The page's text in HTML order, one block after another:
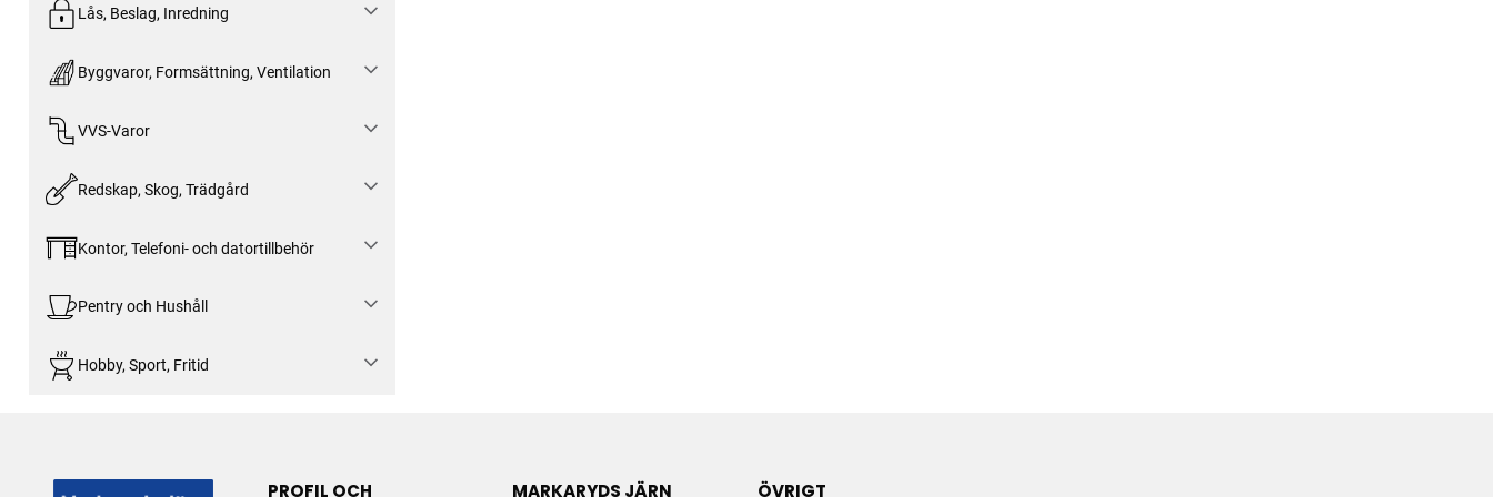
Lås, Beslag, Inredning
Byggvaror, Formsättning, Ventilation
VVS-Varor
Redskap, Skog, Trädgård
Kontor, Telefoni- och datortillbehör
Pentry och Hushåll
Hobby, Sport, Fritid
PROFIL OCH MARKARYDS JÄRN ÖVRIGT